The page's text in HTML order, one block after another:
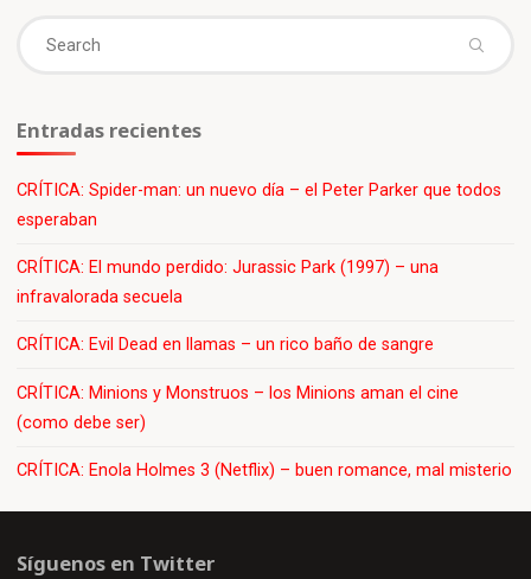
Entradas recientes
CRÍTICA: Spider-man: un nuevo día – el Peter Parker que todos
esperaban
CRÍTICA: El mundo perdido: Jurassic Park (1997) – una
infravalorada secuela
CRÍTICA: Evil Dead en llamas – un rico baño de sangre
CRÍTICA: Minions y Monstruos – los Minions aman el cine
(como debe ser)
CRÍTICA: Enola Holmes 3 (Netflix) – buen romance, mal misterio
Síguenos en Twitter